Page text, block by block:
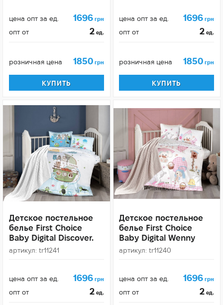
цена опт за ед. 1696 грн
опт от 2 ед.
розничная цена 1850 грн
КУПИТЬ
цена опт за ед. 1696 грн
опт от 2 ед.
розничная цена 1850 грн
КУПИТЬ
Детское постельное
белье First Choice
Baby Digital Discover.
артикул: tr11241
цена опт за ед. 1696 грн
опт от 2 ед.
Детское постельное
белье First Choice
Baby Digital Wenny
артикул: tr11240
цена опт за ед. 1696 грн
опт от 2 ед.